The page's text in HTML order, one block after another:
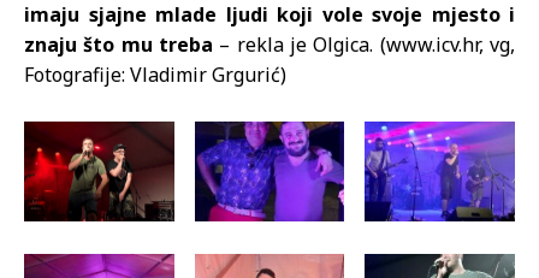
imaju sjajne mlade ljudi koji vole svoje mjesto i
znaju što mu treba – rekla je Olgica. (www.icv.hr, vg,
Fotografije: Vladimir Grgurić)